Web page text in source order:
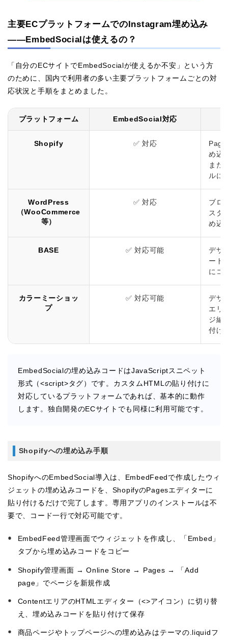
主要ECプラットフォームでのInstagram埋め込み
——EmbedSocialは使えるの？
「自分のECサイトでEmbedSocialが使えるか不安」という方
のために、国内で利用者の多い主要プラットフォームごとの対
応状況と手順をまとめました。
プラットフォーム EmbedSocial対応
Shopify ✅ 対応
め込
また
ルに
WordPress
（WooCommerce
等）
✅ 対応
ブロ
スタ
め込
BASE ✅ 対応可能
デザ
ード
にコ
カラーミーショッ
プ
✅ 対応可能
デザ
エリ
ジ編
付け
EmbedSocialの埋め込みコードはJavaScriptスニペット
形式（<script>タグ）です。カスタムHTMLの貼り付けに
対応しているプラットフォームであれば、基本的に動作
します。独自開発のECサイトでも同様に利用可能です。
Shopifyへの埋め込み手順
ShopifyへのEmbedSocial導入は、EmbedFeedで作成したウィ
ジェットの埋め込みコードを、ShopifyのPagesエディターに
貼り付けるだけで完了します。専用アプリのインストールは不
要で、コード一行で対応可能です。
EmbedFeed管理画面でウィジェットを作成し、「Embed」
タブから埋め込みコードをコピー
Shopify管理画面 → Online Store → Pages → 「Add
page」でページを新規作成
ContentエリアのHTMLエディター（<>アイコン）に切り替
え、埋め込みコードを貼り付けて保存
商品ページやトップページへの埋め込みはテーマの.liquidフ